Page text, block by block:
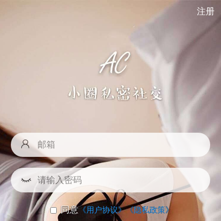
注册
同意《用户协议》《隐私政策》